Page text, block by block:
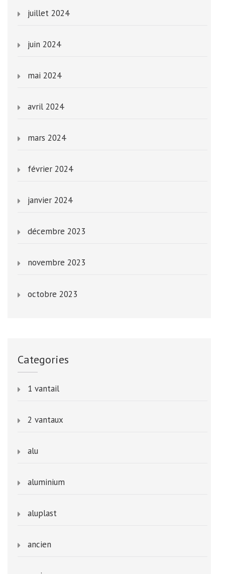
juillet 2024
juin 2024
mai 2024
avril 2024
mars 2024
février 2024
janvier 2024
décembre 2023
novembre 2023
octobre 2023
Categories
1 vantail
2 vantaux
alu
aluminium
aluplast
ancien